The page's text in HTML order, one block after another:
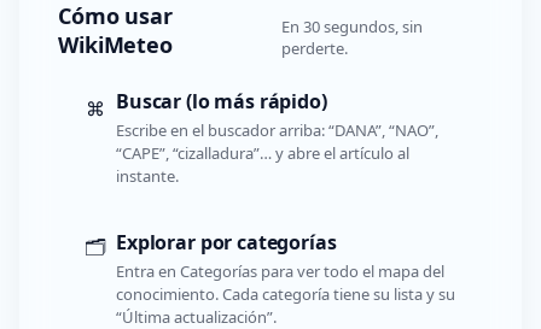
Cómo usar
WikiMeteo
En 30 segundos, sin
perderte.
⌘ Buscar (lo más rápido)
Escribe en el buscador arriba: “DANA”, “NAO”,
“CAPE”, “cizalladura”… y abre el artículo al
instante.
🗂️ Explorar por categorías
Entra en Categorías para ver todo el mapa del
conocimiento. Cada categoría tiene su lista y su
“Última actualización”.